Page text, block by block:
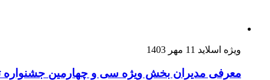
ویژه اسلاید 11 مهر 1403
معرفی مدیران بخش ویژه سی و چهارمین جشنواره